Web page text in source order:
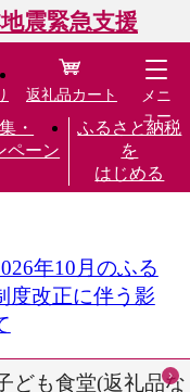
震緊急支援
・
ペーン
ふるさと納税
を
はじめる
返礼品カート
メニ
ュー
年10月のふる
度改正に伴う影
ども食堂(返礼品